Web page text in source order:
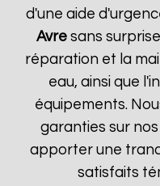
d'une aide
Avresans
réparation et la
eau, ainsi que
équipements.
garanties sur
apporter une
satisfaits